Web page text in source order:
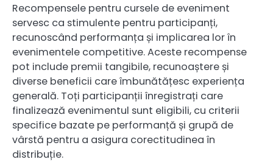
Recompensele pentru cursele de eveniment
servesc ca stimulente pentru participanți,
recunoscând performanța și implicarea lor în
evenimentele competitive. Aceste recompense
pot include premii tangibile, recunoaștere și
diverse beneficii care îmbunătățesc experiența
generală. Toți participanții înregistrați care
finalizează evenimentul sunt eligibili, cu criterii
specifice bazate pe performanță și grupă de
vârstă pentru a asigura corectitudinea în
distribuție.